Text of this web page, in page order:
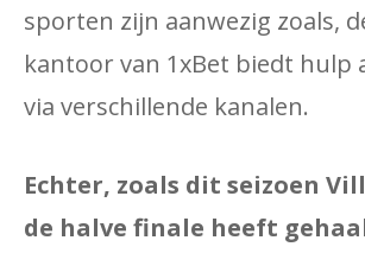
sporten zijn aanwezig zoals,
kantoor van 1xBet biedt hulp
via verschillende kanalen.
Echter, zoals dit seizoen
de halve finale heeft